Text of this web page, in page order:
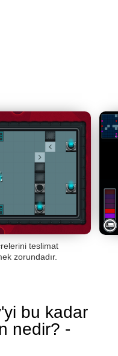
teslimat
zorundadır.
bu kadar
nedir? -